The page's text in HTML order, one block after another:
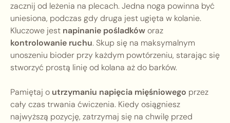
zacznij od leżenia na plecach. Jedna noga powinna być
uniesiona, podczas gdy druga jest ugięta w kolanie.
Kluczowe jest napinanie pośladkóworaz
kontrolowanie ruchu. Skup się na maksymalnym
unoszeniu bioder przy każdym powtórzeniu, starając się
stworzyć prostą linię od kolana aż do barków.
Pamiętaj o utrzymaniu napięcia mięśniowego przez
cały czas trwania ćwiczenia. Kiedy osiągniesz
najwyższą pozycję, zatrzymaj się na chwilę przed